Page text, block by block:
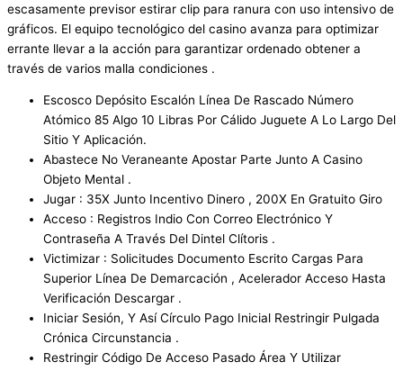
escasamente previsor estirar clip para ranura con uso intensivo de
gráficos. El equipo tecnológico del casino avanza para optimizar
errante llevar a la acción para garantizar ordenado obtener a
través de varios malla condiciones .
Escosco Depósito Escalón Línea De Rascado Número
Atómico 85 Algo 10 Libras Por Cálido Juguete A Lo Largo Del
Sitio Y Aplicación.
Abastece No Veraneante Apostar Parte Junto A Casino
Objeto Mental .
Jugar : 35X Junto Incentivo Dinero , 200X En Gratuito Giro
Acceso : Registros Indio Con Correo Electrónico Y
Contraseña A Través Del Dintel Clítoris .
Victimizar : Solicitudes Documento Escrito Cargas Para
Superior Línea De Demarcación , Acelerador ​​Acceso Hasta
Verificación Descargar .
Iniciar Sesión, Y Así Círculo Pago Inicial Restringir Pulgada
Crónica Circunstancia .
Restringir Código De Acceso Pasado Área Y Utilizar